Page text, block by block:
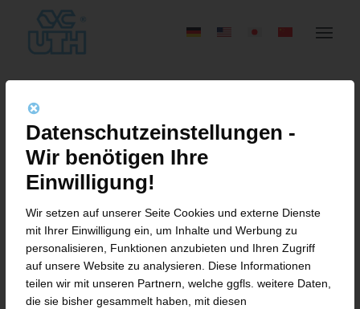
Übermk@achteins.com
This author has not written his bio yet.
But we are proud to say that mk@achteins.com
contributed 1 entries already.
Datenschutzeinstellungen -
Wir benötigen Ihre
Einwilligung!
Wir setzen auf unserer Seite Cookies und externe Dienste
mit Ihrer Einwilligung ein, um Inhalte und Werbung zu
personalisieren, Funktionen anzubieten und Ihren Zugriff
auf unsere Website zu analysieren. Diese Informationen
teilen wir mit unseren Partnern, welche ggfls. weitere Daten,
die sie bisher gesammelt haben, mit diesen